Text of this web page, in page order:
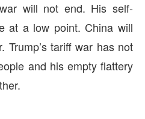
will not end. His self-
at a low point. China will
Trump’s tariff war has not
and his empty flattery